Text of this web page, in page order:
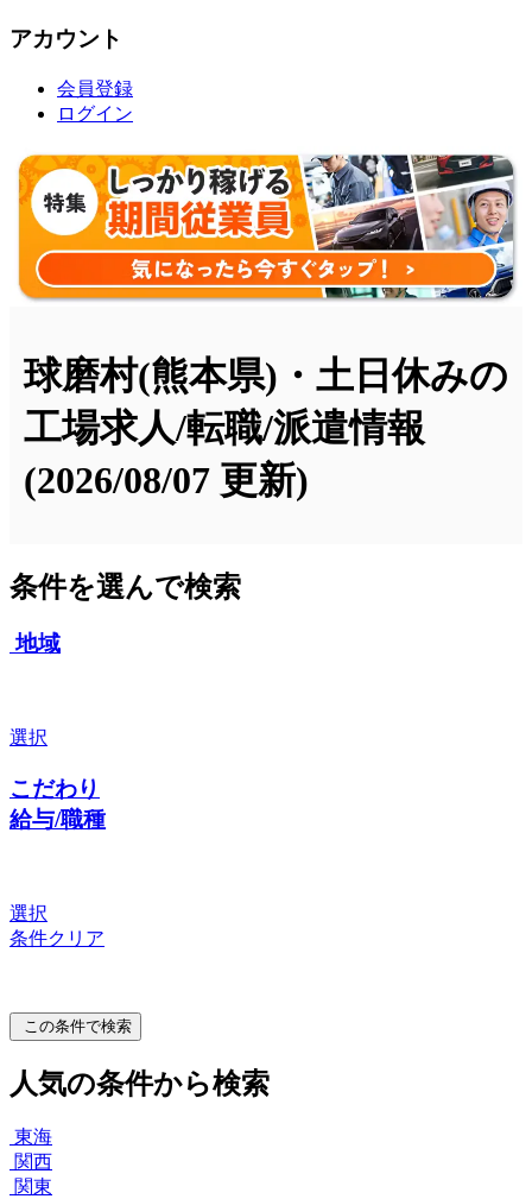
アカウント
会員登録
ログイン
球磨村(熊本県)・土日休みの
工場求人/転職/派遣情報
(2026/08/07 更新)
条件を選んで検索
地域
選択
こだわり
給与/職種
選択
条件クリア
この条件で検索
人気の条件から検索
東海
関西
関東